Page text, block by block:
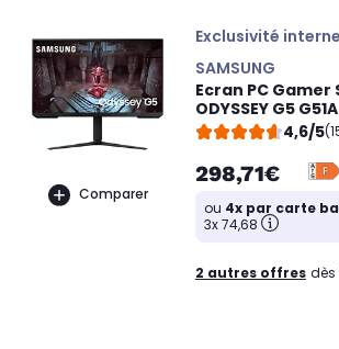
Comparer
Exclusivité
SAMSUNG
Ecran PC Gamer
ODYSSEY G5
4,6/5
298,71€
ou 4x par carte
3x 74,68
2 autres offres dès